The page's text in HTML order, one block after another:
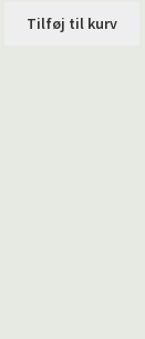
Tilføj til kurv